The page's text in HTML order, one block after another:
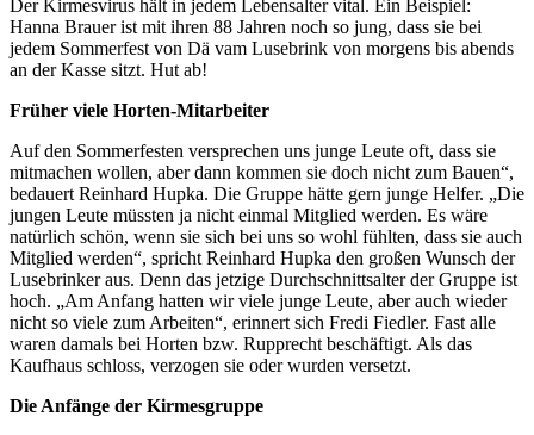
Der Kirmesvirus hält in jedem Lebensalter vital. Ein Beispiel:
Hanna Brauer ist mit ihren 88 Jahren noch so jung, dass sie bei
jedem Sommerfest von Dä vam Lusebrink von morgens bis abends
an der Kasse sitzt. Hut ab!
Früher viele Horten-Mitarbeiter
Auf den Sommerfesten versprechen uns junge Leute oft, dass sie
mitmachen wollen, aber dann kommen sie doch nicht zum Bauen“,
bedauert Reinhard Hupka. Die Gruppe hätte gern junge Helfer. „Die
jungen Leute müssten ja nicht einmal Mitglied werden. Es wäre
natürlich schön, wenn sie sich bei uns so wohl fühlten, dass sie auch
Mitglied werden“, spricht Reinhard Hupka den großen Wunsch der
Lusebrinker aus. Denn das jetzige Durchschnittsalter der Gruppe ist
hoch. „Am Anfang hatten wir viele junge Leute, aber auch wieder
nicht so viele zum Arbeiten“, erinnert sich Fredi Fiedler. Fast alle
waren damals bei Horten bzw. Rupprecht beschäftigt. Als das
Kaufhaus schloss, verzogen sie oder wurden versetzt.
Die Anfänge der Kirmesgruppe